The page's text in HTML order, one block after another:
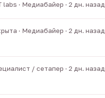
labs · Медиабайер · 2 дн. назад
· Медиабайер · 2 дн. назад
/ сетапер · 2 дн. назад